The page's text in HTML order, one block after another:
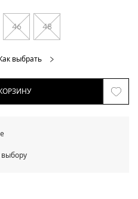
46 48
выбрать
выбору